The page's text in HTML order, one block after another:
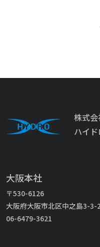
株式
ハイ
大阪本社
〒530-6126
大阪府大阪市北区中之島3-3-
06-6479-3621